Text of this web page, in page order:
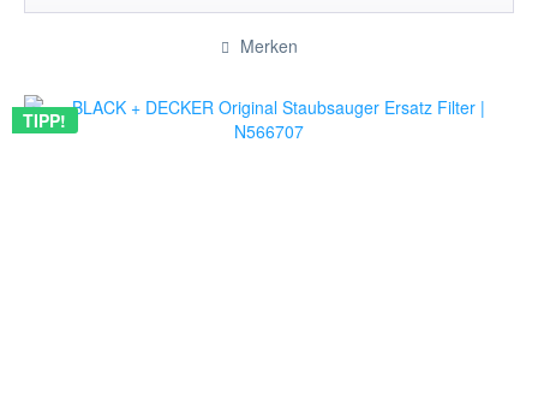
Merken
TIPP!